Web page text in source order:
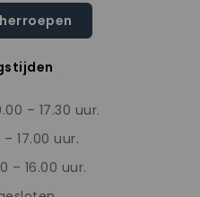
– 17.30 uur.
17.00 uur.
– 16.00 uur.